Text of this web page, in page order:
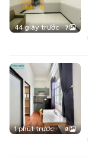
44 giây trước 7
1 phút trước 8